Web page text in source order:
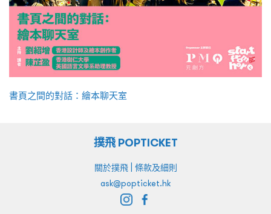
書頁之間的對話：繪本聊天室
撲飛 POPTICKET
關於撲飛| 條款及細則
ask@popticket.hk